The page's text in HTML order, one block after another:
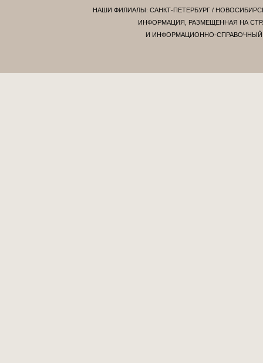
НАШИ ФИЛИАЛЫ: САНКТ-ПЕТЕРБУРГ /
ИНФОРМАЦИЯ, РАЗМЕЩЕННАЯ НА
И ИНФОРМАЦИОННО-СПРАВОЧНЫЙ